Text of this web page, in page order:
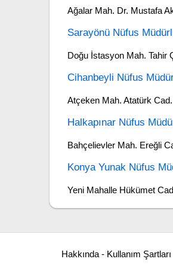
Ağalar Mah. Dr. Mustafa
Sarayönü Nüfus
Doğu İstasyon Mah. Tahir
Cihanbeyli Nüfus
Atçeken Mah. Atatürk
Halkapınar Nüfus
Bahçelievler Mah. Ereğli
Konya Yunak Nüfus
Yeni Mahalle Hükümet
Hakkında - Kullanım Şartları